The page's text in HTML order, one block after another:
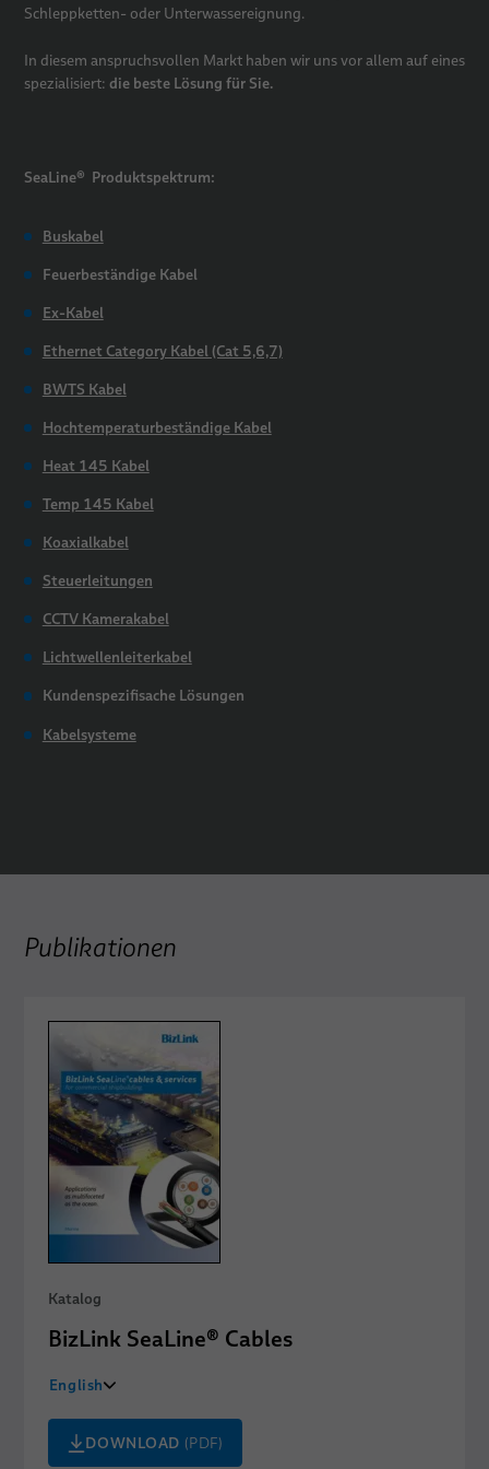
Schleppketten- oder Unterwassereignung.
In diesem anspruchsvollen Markt haben wir uns vor allem auf eines
spezialisiert: die beste Lösung für Sie.
SeaLine® Produktspektrum:
Buskabel
Feuerbeständige Kabel
Ex-Kabel
Ethernet Category Kabel (Cat 5,6,7)
BWTS Kabel
Hochtemperaturbeständige Kabel
Heat 145 Kabel
Temp 145 Kabel
Koaxialkabel
Steuerleitungen
CCTV Kamerakabel
Lichtwellenleiterkabel
Kundenspezifisache Lösungen
Kabelsysteme
Publikationen
Katalog
BizLink SeaLine® Cables
English
中文
DOWNLOAD (PDF)